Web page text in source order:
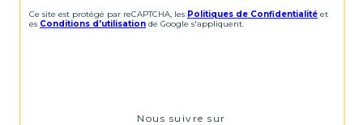
Ce site est protégé par reCAPTCHA, les Politiques de Confidentialité et
es Conditions d'utilisation de Google s'appliquent.
Nous suivre sur